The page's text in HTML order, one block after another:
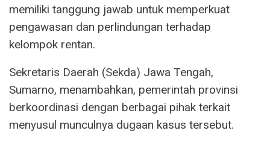
memiliki tanggung jawab untuk memperkuat
pengawasan dan perlindungan terhadap
kelompok rentan.
Sekretaris Daerah (Sekda) Jawa Tengah,
Sumarno, menambahkan, pemerintah provinsi
berkoordinasi dengan berbagai pihak terkait
menyusul munculnya dugaan kasus tersebut.